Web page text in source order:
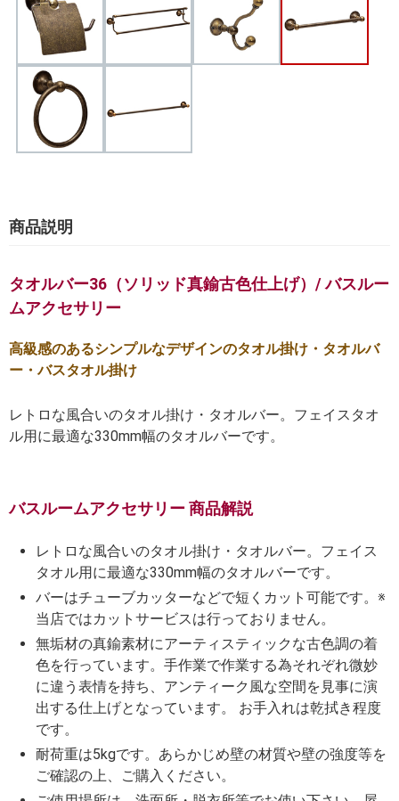
商品説明
タオルバー36（ソリッド真鍮古色仕上げ）/ バスルー
ムアクセサリー
高級感のあるシンプルなデザインのタオル掛け・タオルバ
ー・バスタオル掛け
レトロな風合いのタオル掛け・タオルバー。フェイスタオ
ル用に最適な330mm幅のタオルバーです。
バスルームアクセサリー 商品解説
レトロな風合いのタオル掛け・タオルバー。フェイス
タオル用に最適な330mm幅のタオルバーです。
バーはチューブカッターなどで短くカット可能です。※
当店ではカットサービスは行っておりません。
無垢材の真鍮素材にアーティスティックな古色調の着
色を行っています。手作業で作業する為それぞれ微妙
に違う表情を持ち、アンティーク風な空間を見事に演
出する仕上げとなっています。 お手入れは乾拭き程度
です。
耐荷重は5kgです。あらかじめ壁の材質や壁の強度等を
ご確認の上、ご購入ください。